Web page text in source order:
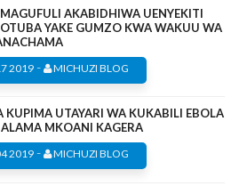
AKABIDHIWA UENYEKITI
YAKE GUMZO KWA WAKUU WA
2019 - MICHUZI BLOG
KUPIMA UTAYARI WA KUKABILI EBOLA
MKOANI KAGERA
2019 - MICHUZI BLOG